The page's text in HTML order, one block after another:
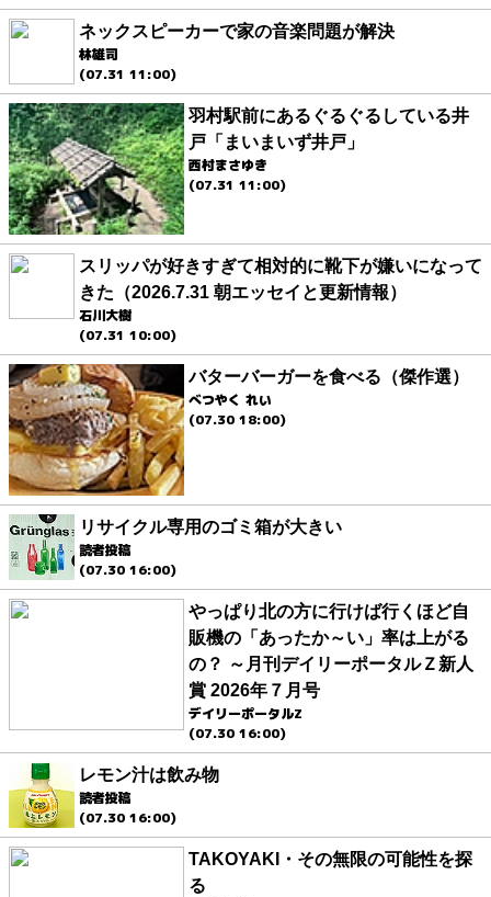
ネックスピーカーで家の音楽問題が解決
林雄司
(07.31 11:00)
羽村駅前にあるぐるぐるしている井
戸「まいまいず井戸」
西村まさゆき
(07.31 11:00)
スリッパが好きすぎて相対的に靴下が嫌いになって
きた（2026.7.31 朝エッセイと更新情報）
石川大樹
(07.31 10:00)
バターバーガーを食べる（傑作選）
べつやく れい
(07.30 18:00)
リサイクル専用のゴミ箱が大きい
読者投稿
(07.30 16:00)
やっぱり北の方に行けば行くほど自
販機の「あったか～い」率は上がる
の？ ～月刊デイリーポータルＺ新人
賞 2026年７月号
デイリーポータルZ
(07.30 16:00)
レモン汁は飲み物
読者投稿
(07.30 16:00)
TAKOYAKI・その無限の可能性を探
る